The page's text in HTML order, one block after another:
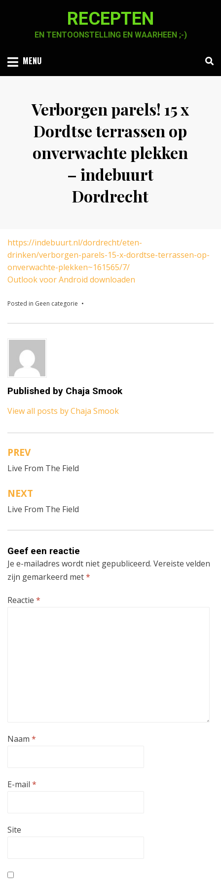
RECEPTEN
EN TENTOONSTELLING EN WAARHEEN ;-)
MENU
Verborgen parels! 15 x
Dordtse terrassen op
onverwachte plekken
– indebuurt
Dordrecht
https://indebuurt.nl/dordrecht/eten-
drinken/verborgen-parels-15-x-dordtse-terrassen-op-
onverwachte-plekken~161565/7/
Outlook voor Android downloaden
Posted in Geen categorie
Published by Chaja Smook
View all posts by Chaja Smook
Bericht
navigatie
PREV
Live From The Field
NEXT
Live From The Field
Geef een reactie
Je e-mailadres wordt niet gepubliceerd. Vereiste velden
zijn gemarkeerd met*
Reactie *
Naam *
E-mail *
Site